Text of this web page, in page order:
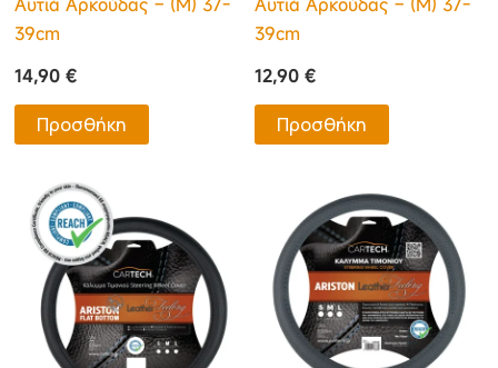
39cm
14,90€
Προσθήκη
39cm
12,90 €
Προσθήκη